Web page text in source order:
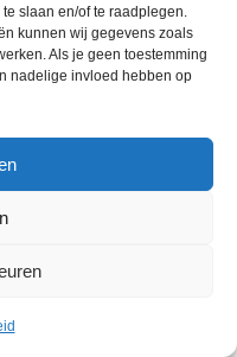
slaan en/of te raadplegen.
kunnen wij gegevens zoals
Als je geen toestemming
nadelige invloed hebben op
ervaring op onze
van cookies.